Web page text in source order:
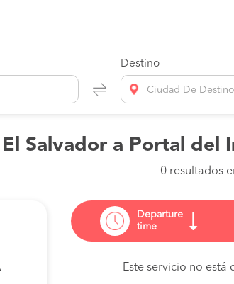
Destino
Ciudad De Destino
El Salvador a Portal del
0 resultados
Departure
time
Este servicio no